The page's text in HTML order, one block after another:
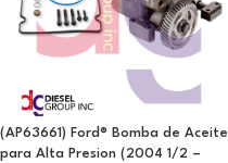
(AP63661) Ford® Bomba de Aceite
para Alta Presion (2004 1/2 –